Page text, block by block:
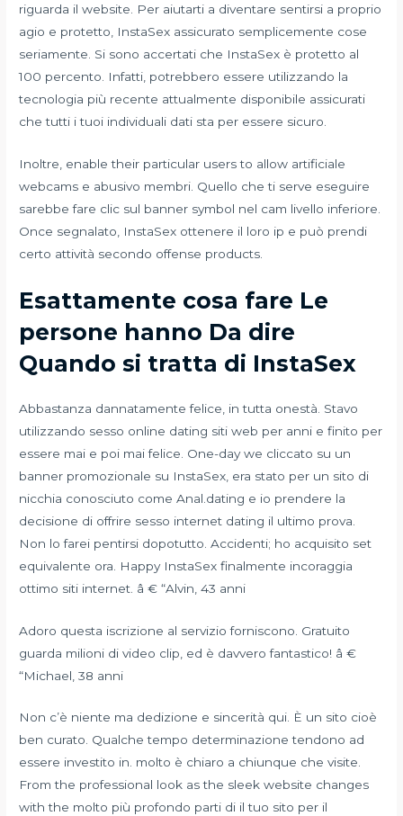
riguarda il website. Per aiutarti a diventare sentirsi a proprio
agio e protetto, InstaSex assicurato semplicemente cose
seriamente. Si sono accertati che InstaSex è protetto al
100 percento. Infatti, potrebbero essere utilizzando la
tecnologia più recente attualmente disponibile assicurati
che tutti i tuoi individuali dati sta per essere sicuro.
Inoltre, enable their particular users to allow artificiale
webcams e abusivo membri. Quello che ti serve eseguire
sarebbe fare clic sul banner symbol nel cam livello inferiore.
Once segnalato, InstaSex ottenere il loro ip e può prendi
certo attività secondo offense products.
Esattamente cosa fare Le
persone hanno Da dire
Quando si tratta di InstaSex
Abbastanza dannatamente felice, in tutta onestà. Stavo
utilizzando sesso online dating siti web per anni e finito per
essere mai e poi mai felice. One-day we cliccato su un
banner promozionale su InstaSex, era stato per un sito di
nicchia conosciuto come Anal.dating e io prendere la
decisione di offrire sesso internet dating il ultimo prova.
Non lo farei pentirsi dopotutto. Accidenti; ho acquisito set
equivalente ora. Happy InstaSex finalmente incoraggia
ottimo siti internet. â € “Alvin, 43 anni
Adoro questa iscrizione al servizio forniscono. Gratuito
guarda milioni di video clip, ed è davvero fantastico! â €
“Michael, 38 anni
Non c’è niente ma dedizione e sincerità qui. È un sito cioè
ben curato. Qualche tempo determinazione tendono ad
essere investito in. molto è chiaro a chiunque che visite.
From the professional look as the sleek website changes
with the molto più profondo parti di il tuo sito per il